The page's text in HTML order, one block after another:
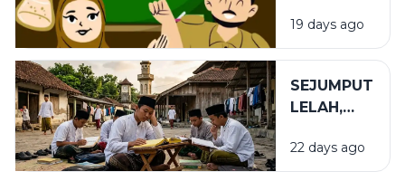
PENDIDIKAN
19 days ago
SEJUMPUT
LELAH,
BARAKAH
22 days ago